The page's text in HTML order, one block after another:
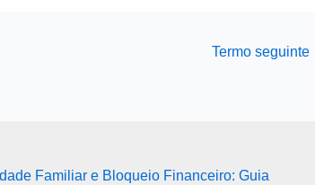
Termo seguinte
Familiar e Bloqueio Financeiro: Guia